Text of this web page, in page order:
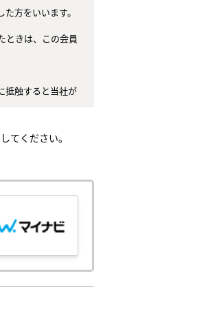
方をいいます。
ときは、この会員
抵触すると当社が
会員はこれを承諾
スが停止する等
為
てください。